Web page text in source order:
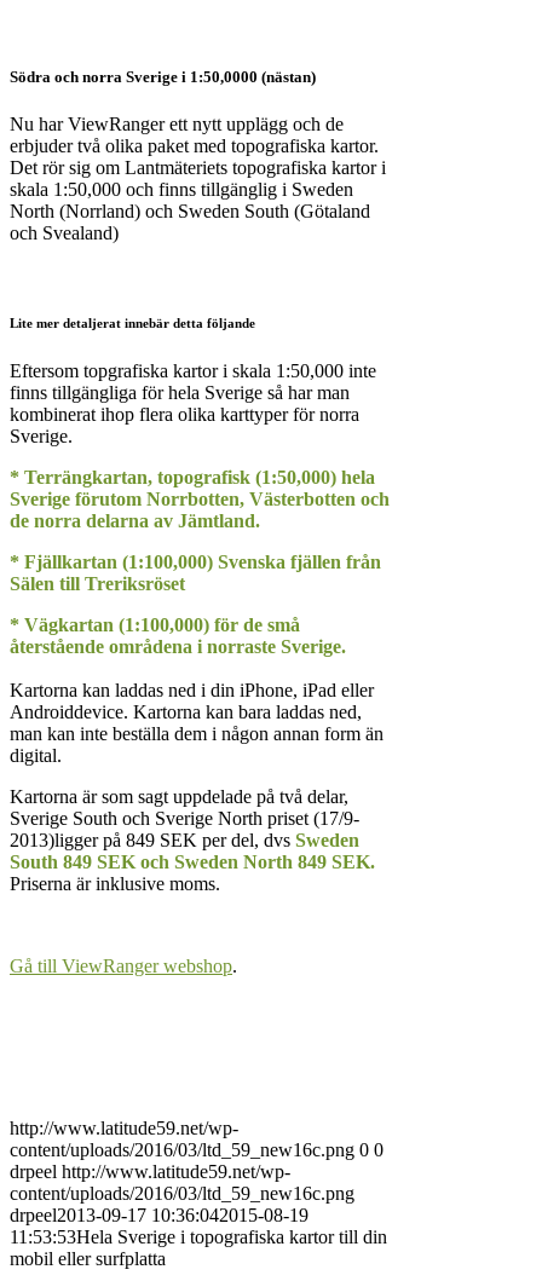
Södra och norra Sverige i 1:50,0000 (nästan)
Nu har ViewRanger ett nytt upplägg och de
erbjuder två olika paket med topografiska kartor.
Det rör sig om Lantmäteriets topografiska kartor i
skala 1:50,000 och finns tillgänglig i Sweden
North (Norrland) och Sweden South (Götaland
och Svealand)
Lite mer detaljerat innebär detta följande
Eftersom topgrafiska kartor i skala 1:50,000 inte
finns tillgängliga för hela Sverige så har man
kombinerat ihop flera olika karttyper för norra
Sverige.
* Terrängkartan, topografisk (1:50,000) hela
Sverige förutom Norrbotten, Västerbotten och
de norra delarna av Jämtland.
* Fjällkartan (1:100,000) Svenska fjällen från
Sälen till Treriksröset
* Vägkartan (1:100,000) för de små
återstående områdena i norraste Sverige.
Kartorna kan laddas ned i din iPhone, iPad eller
Androiddevice. Kartorna kan bara laddas ned,
man kan inte beställa dem i någon annan form än
digital.
Kartorna är som sagt uppdelade på två delar,
Sverige South och Sverige North priset (17/9-
2013)ligger på 849 SEK per del, dvs Sweden
South 849 SEK och Sweden North 849 SEK.
Priserna är inklusive moms.
Gå till ViewRanger webshop.
http://www.latitude59.net/wp-
content/uploads/2016/03/ltd_59_new16c.png 0 0
drpeel http://www.latitude59.net/wp-
content/uploads/2016/03/ltd_59_new16c.png
drpeel2013-09-17 10:36:042015-08-19
11:53:53Hela Sverige i topografiska kartor till din
mobil eller surfplatta